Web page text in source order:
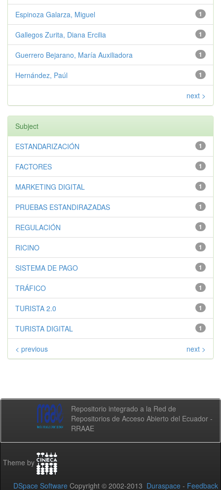
1
Espinoza Galarza, Miguel
1
Gallegos Zurita, Diana Ercilia
1
Guerrero Bejarano, María Auxiliadora
1
Hernández, Paúl
next >
Subject
1
ESTANDARIZACIÓN
1
FACTORES
1
MARKETING DIGITAL
1
PRUEBAS ESTANDIRAZADAS
1
REGULACIÓN
1
RICINO
1
SISTEMA DE PAGO
1
TRÁFICO
1
TURISTA 2.0
1
TURISTA DIGITAL
< previous next >
Repositorio integrado a la Red de
Repositorios de Acceso Abierto del Ecuador -
RRAAE
Theme by
DSpace Software Copyright © 2002-2013 Duraspace - Feedback